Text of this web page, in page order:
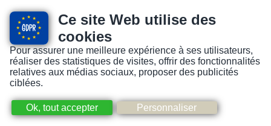
Ce site Web utilise des
cookies
Pour assurer une meilleure expérience à ses utilisateurs,
réaliser des statistiques de visites, offrir des fonctionnalités
relatives aux médias sociaux, proposer des publicités
ciblées.
Version pour personnes mal-voyantes ou non-voyantes